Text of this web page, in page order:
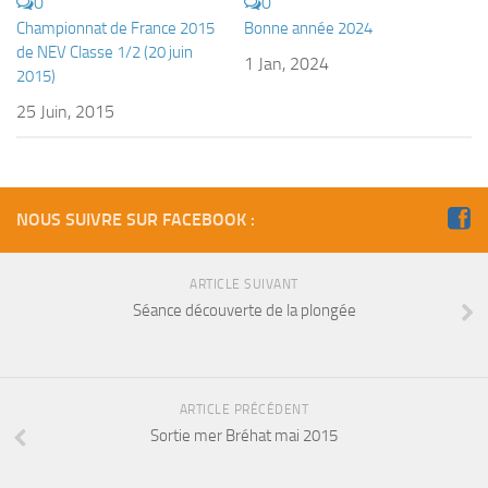
Sorties techniques
APNEE
Sorties 2022
Championnat de France 2015
de NEV Classe 1/2 (20 juin
2015)
25 Juin, 2015
Bonne année 2024
1 Jan, 2024
NOUS SUIVRE SUR FACEBOOK :
ARTICLE SUIVANT
Séance découverte de la plongée
ARTICLE PRÉCÉDENT
Sortie mer Bréhat mai 2015